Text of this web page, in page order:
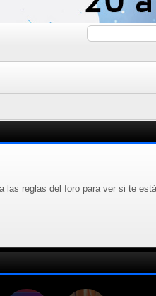
las reglas del foro para ver si te